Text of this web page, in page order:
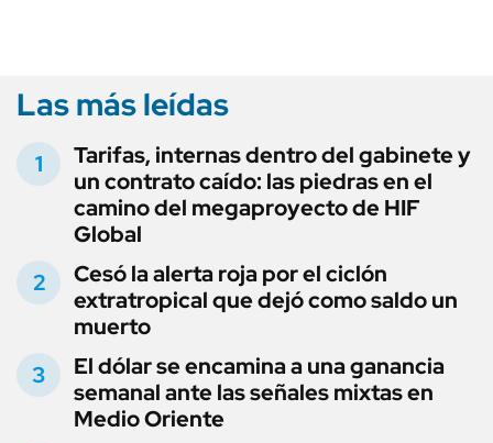
Las más leídas
Tarifas, internas dentro del gabinete y
un contrato caído: las piedras en el
camino del megaproyecto de HIF
Global
Cesó la alerta roja por el ciclón
extratropical que dejó como saldo un
muerto
El dólar se encamina a una ganancia
semanal ante las señales mixtas en
Medio Oriente